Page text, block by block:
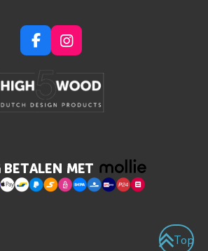
F
c
e
b
I
t
a
Top